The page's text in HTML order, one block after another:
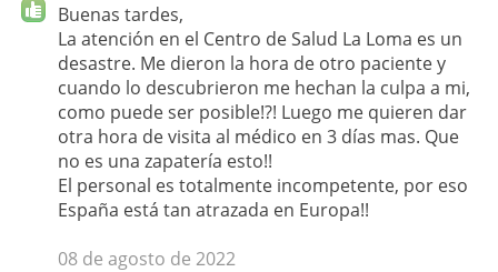
Buenas tardes,
La atención en el Centro de Salud La Loma es un
desastre. Me dieron la hora de otro paciente y
cuando lo descubrieron me hechan la culpa a mi,
como puede ser posible!?! Luego me quieren dar
otra hora de visita al médico en 3 días mas. Que
no es una zapatería esto!!
El personal es totalmente incompetente, por eso
España está tan atrazada en Europa!!
08 de agosto de 2022